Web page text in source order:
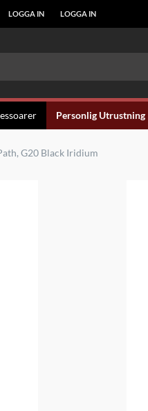
LOGGA IN LOGGA IN
Personlig Utrustning
G20 Black Iridium